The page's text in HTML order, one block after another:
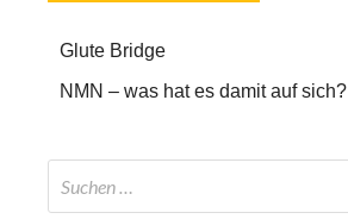
Glute Bridge
NMN – was hat es damit auf sich?